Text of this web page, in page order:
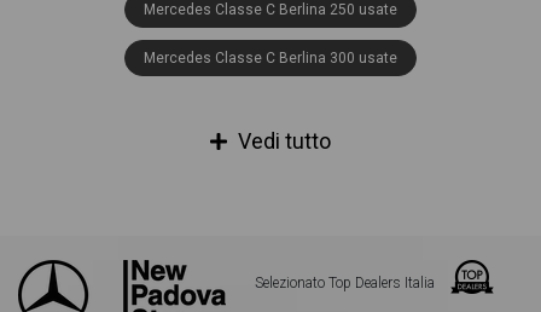
Mercedes Classe C Berlina 250 usate
Mercedes Classe C Berlina 300 usate
Mercedes Classe C Berlina 180 d Auto Sport usate
Mercedes Classe C Berlina 180 d (bt) executive auto usate
Vedi tutto
Selezionato Top Dealers Italia